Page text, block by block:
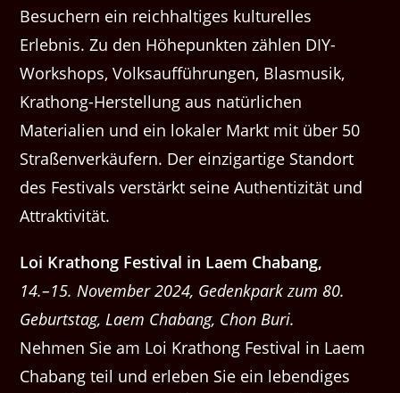
Besuchern ein reichhaltiges kulturelles
Erlebnis. Zu den Höhepunkten zählen DIY-
Workshops, Volksaufführungen, Blasmusik,
Krathong-Herstellung aus natürlichen
Materialien und ein lokaler Markt mit über 50
Straßenverkäufern. Der einzigartige Standort
des Festivals verstärkt seine Authentizität und
Attraktivität.
Loi Krathong Festival in Laem Chabang,
14.–15. November 2024, Gedenkpark zum 80.
Geburtstag, Laem Chabang, Chon Buri.
Nehmen Sie am Loi Krathong Festival in Laem
Chabang teil und erleben Sie ein lebendiges